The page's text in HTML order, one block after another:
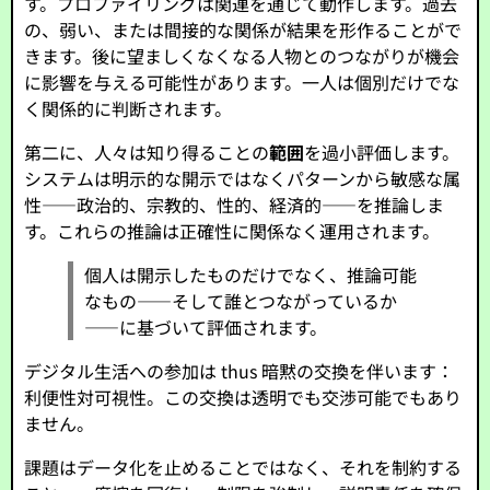
の、弱い、または間接的な関係が結果を形作ることがで
きます。後に望ましくなくなる人物とのつながりが機会
に影響を与える可能性があります。一人は個別だけでな
く関係的に判断されます。
第二に、人々は知り得ることの範囲を過小評価します。
システムは明示的な開示ではなくパターンから敏感な属
性——政治的、宗教的、性的、経済的——を推論しま
す。これらの推論は正確性に関係なく運用されます。
個人は開示したものだけでなく、推論可能
なもの——そして誰とつながっているか
——に基づいて評価されます。
デジタル生活への参加は thus 暗黙の交換を伴います：
利便性対可視性。この交換は透明でも交渉可能でもあり
ません。
課題はデータ化を止めることではなく、それを制約する